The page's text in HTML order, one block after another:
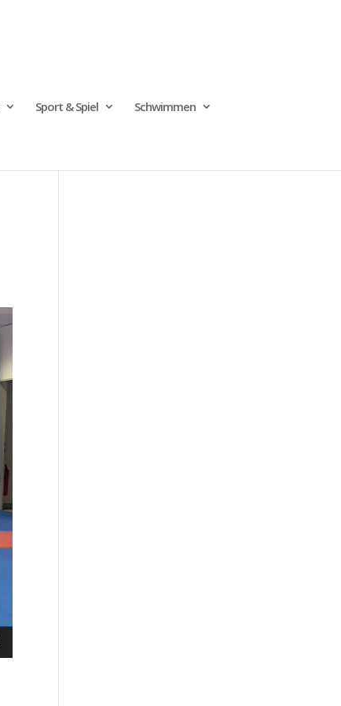
Sport & Spiel Schwimmen